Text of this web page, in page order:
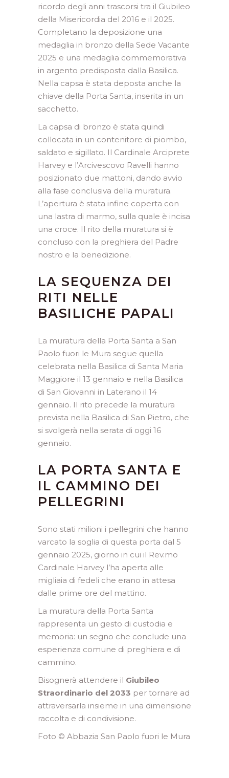
ricordo degli anni trascorsi tra il Giubileo
della Misericordia del 2016 e il 2025.
Completano la deposizione una
medaglia in bronzo della Sede Vacante
2025 e una medaglia commemorativa
in argento predisposta dalla Basilica.
Nella capsa è stata deposta anche la
chiave della Porta Santa, inserita in un
sacchetto.
La capsa di bronzo è stata quindi
collocata in un contenitore di piombo,
saldato e sigillato. Il Cardinale Arciprete
Harvey e l’Arcivescovo Ravelli hanno
posizionato due mattoni, dando avvio
alla fase conclusiva della muratura.
L’apertura è stata infine coperta con
una lastra di marmo, sulla quale è incisa
una croce. Il rito della muratura si è
concluso con la preghiera del Padre
nostro e la benedizione.
LA SEQUENZA DEI
RITI NELLE
BASILICHE PAPALI
La muratura della Porta Santa a San
Paolo fuori le Mura segue quella
celebrata nella Basilica di Santa Maria
Maggiore il 13 gennaio e nella Basilica
di San Giovanni in Laterano il 14
gennaio. Il rito precede la muratura
prevista nella Basilica di San Pietro, che
si svolgerà nella serata di oggi 16
gennaio.
LA PORTA SANTA E
IL CAMMINO DEI
PELLEGRINI
Sono stati milioni i pellegrini che hanno
varcato la soglia di questa porta dal 5
gennaio 2025, giorno in cui il Rev.mo
Cardinale Harvey l’ha aperta alle
migliaia di fedeli che erano in attesa
dalle prime ore del mattino.
La muratura della Porta Santa
rappresenta un gesto di custodia e
memoria: un segno che conclude una
esperienza comune di preghiera e di
cammino.
Bisognerà attendere il Giubileo
Straordinario del 2033 per tornare ad
attraversarla insieme in una dimensione
raccolta e di condivisione.
Foto © Abbazia San Paolo fuori le Mura